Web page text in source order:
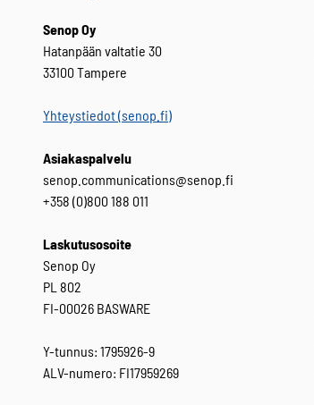
Senop Oy
Hatanpään valtatie 30
33100 Tampere
Yhteystiedot (senop.fi)
Asiakaspalvelu
senop.communications@senop.fi
+358 (0)800 188 011
Laskutusosoite
Senop Oy
PL 802
FI-00026 BASWARE
Y-tunnus: 1795926-9
ALV-numero: FI17959269